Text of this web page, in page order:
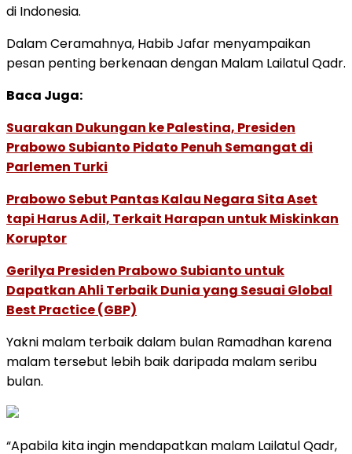
di Indonesia.
Dalam Ceramahnya, Habib Jafar menyampaikan
pesan penting berkenaan dengan Malam Lailatul Qadr.
Baca Juga:
Suarakan Dukungan ke Palestina, Presiden
Prabowo Subianto Pidato Penuh Semangat di
Parlemen Turki
Prabowo Sebut Pantas Kalau Negara Sita Aset
tapi Harus Adil, Terkait Harapan untuk Miskinkan
Koruptor
Gerilya Presiden Prabowo Subianto untuk
Dapatkan Ahli Terbaik Dunia yang Sesuai Global
Best Practice (GBP)
Yakni malam terbaik dalam bulan Ramadhan karena
malam tersebut lebih baik daripada malam seribu
bulan.
“Apabila kita ingin mendapatkan malam Lailatul Qadr,